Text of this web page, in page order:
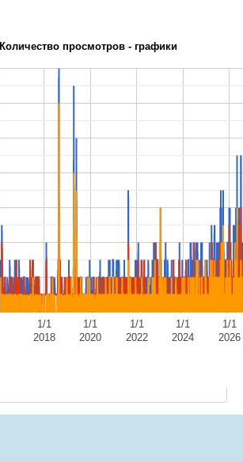
Количество просмотров - графики
1/1
2018
1/1
2020
1/1
2022
1/1
2024
1/1
2026